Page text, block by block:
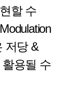
할 수
저당 &
용될 수